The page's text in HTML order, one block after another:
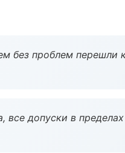
без проблем перешли
все допуски в